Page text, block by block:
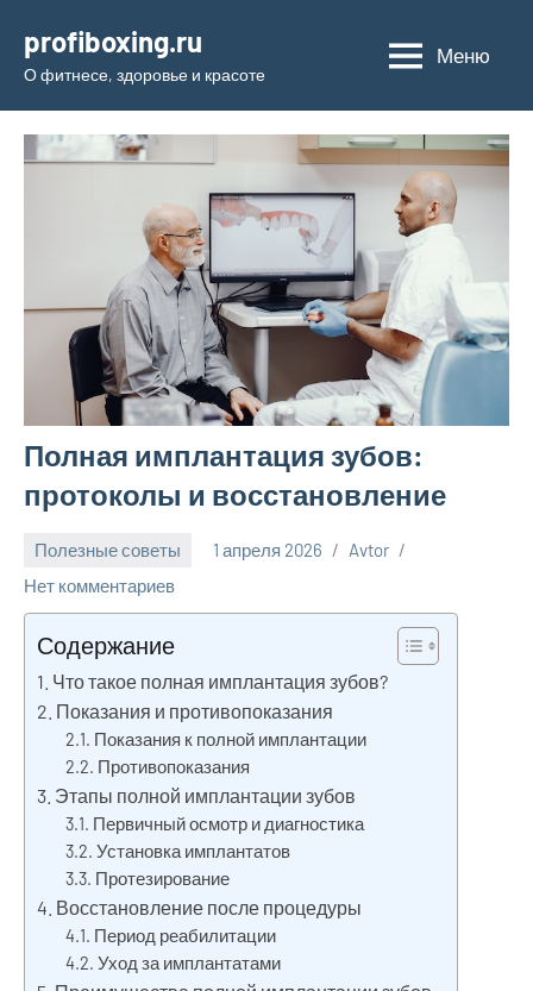
содержимому
profiboxing.ru
О фитнесе, здоровье и красоте
Меню
Полная имплантация зубов:
протоколы и восстановление
Полезные советы 1 апреля 2026
Avtor
Нет комментариев
Содержание
Что такое полная имплантация зубов?
Показания и противопоказания
Показания к полной имплантации
Противопоказания
Этапы полной имплантации зубов
Первичный осмотр и диагностика
Установка имплантатов
Протезирование
Восстановление после процедуры
Период реабилитации
Уход за имплантатами